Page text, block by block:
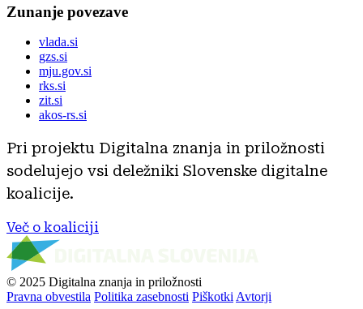
Zunanje povezave
vlada.si
gzs.si
mju.gov.si
rks.si
zit.si
akos-rs.si
Pri projektu Digitalna znanja in priložnosti
sodelujejo vsi deležniki Slovenske digitalne
koalicije.
Več o koaliciji
© 2025 Digitalna znanja in priložnosti
Pravna obvestila Politika zasebnosti Piškotki Avtorji